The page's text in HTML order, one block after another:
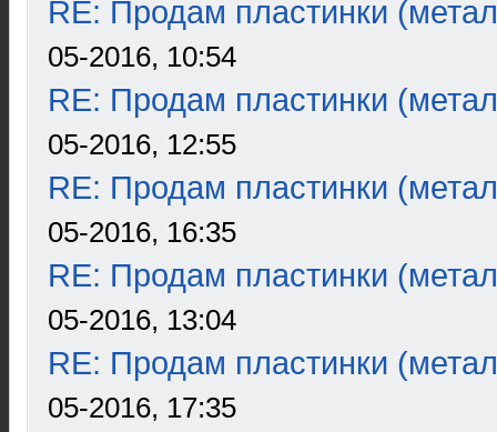
RE: Продам пластинки
05-2016, 10:54
RE: Продам пластинки
05-2016, 12:55
RE: Продам пластинки
05-2016, 16:35
RE: Продам пластинки
05-2016, 13:04
RE: Продам пластинки
05-2016, 17:35